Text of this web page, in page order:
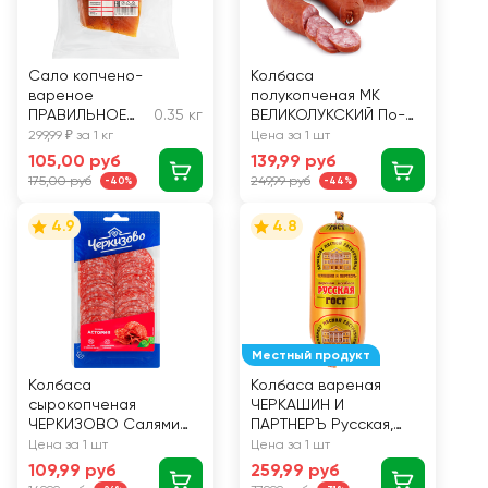
Сало копчено-
вареное
ПРАВИЛЬНОЕ
РЕШЕНИЕ По-
домашнему,
весовое
0.35 кг
299,99 ₽ за 1 кг
105,00 руб
175,00 руб -40%
Колбаса
полукопченая МК
ВЕЛИКОЛУКСКИЙ По-
краковски, 300г
Цена за 1 шт
139,99 руб
249,99 руб -44%
4.9
Колбаса
сырокопченая
ЧЕРКИЗОВО Салями
Астория, нарезка, 85г
Цена за 1 шт
109,99 руб
Местный продукт
4.8
Колбаса вареная
ЧЕРКАШИН И
ПАРТНЕРЪ Русская,
категория Б, ГОСТ,
350г
Цена за 1 шт
259,99 руб